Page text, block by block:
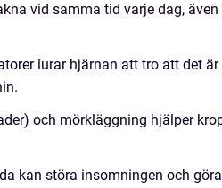
vid samma tid varje dag, även
lurar hjärnan att tro att det är
och mörkläggning hjälper
kan störa insomningen och